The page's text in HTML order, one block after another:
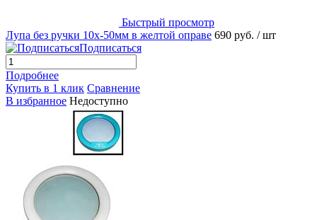
Быстрый просмотр
Лупа без ручки 10х-50мм в желтой оправе 690 руб. / шт
Подписаться
Подробнее
Купить в 1 клик Сравнение
В избранное Недоступно